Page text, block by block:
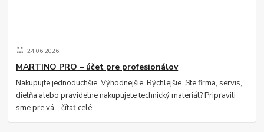
24.06.2026
MARTINO PRO – účet pre profesionálov
Nakupujte jednoduchšie. Výhodnejšie. Rýchlejšie. Ste firma, servis,
dielňa alebo pravidelne nakupujete technický materiál? Pripravili
sme pre vá...čítať celé